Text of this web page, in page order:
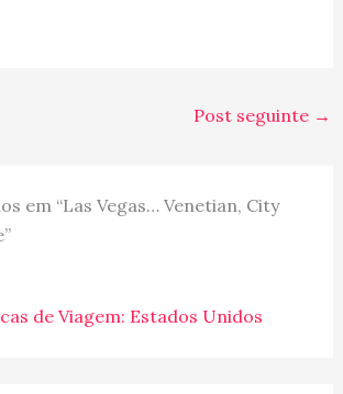
Post seguinte →
em “Las Vegas… Venetian, City
de Viagem: Estados Unidos